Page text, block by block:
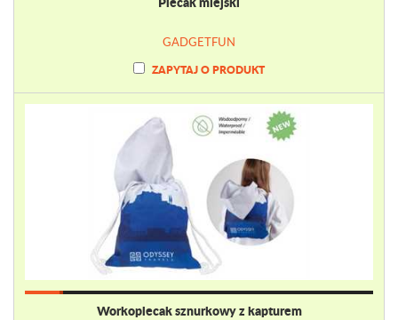
GADGETFUN
ZAPYTAJ O PRODUKT
Workoplecak sznurkowy z kapturem